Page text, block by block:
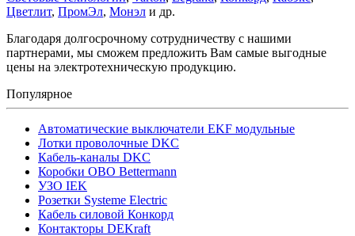
Цветлит, ПромЭл, Монэл и др.
Благодаря долгосрочному сотрудничеству с нашими
партнерами, мы сможем предложить Вам самые выгодные
цены на электротехническую продукцию.
Популярное
Автоматические выключатели EKF модульные
Лотки проволочные DKC
Кабель-каналы DKC
Коробки OBO Bettermann
УЗО IEK
Розетки Systeme Electric
Кабель силовой Конкорд
Контакторы DEKraft